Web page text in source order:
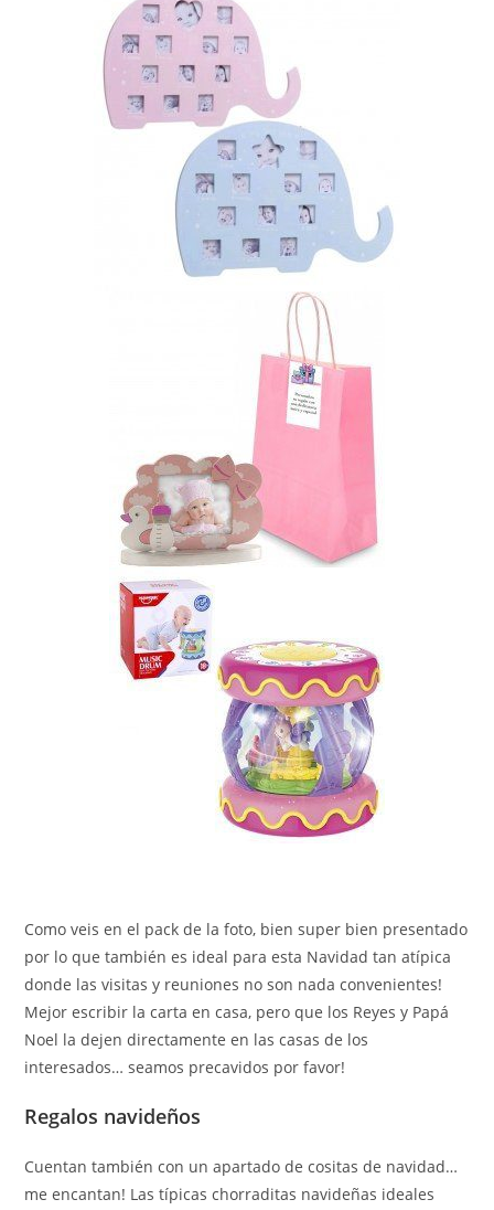
Como veis en el pack de la foto, bien super bien presentado
por lo que también es ideal para esta Navidad tan atípica
donde las visitas y reuniones no son nada convenientes!
Mejor escribir la carta en casa, pero que los Reyes y Papá
Noel la dejen directamente en las casas de los
interesados… seamos precavidos por favor!
Regalos navideños
Cuentan también con un apartado de cositas de navidad…
me encantan! Las típicas chorraditas navideñas ideales